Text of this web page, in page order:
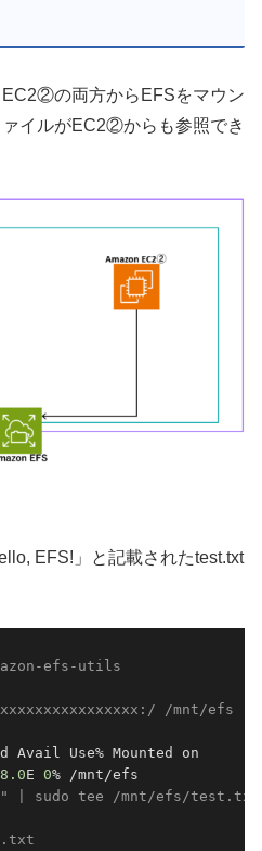
の両方からEFSをマウン
イルがEC2②からも参照でき
EFS!」と記載されたtest.txt
efs-utils
/mnt/efs
8.0E 0
sudo tee /mnt/efs/test.txt　　